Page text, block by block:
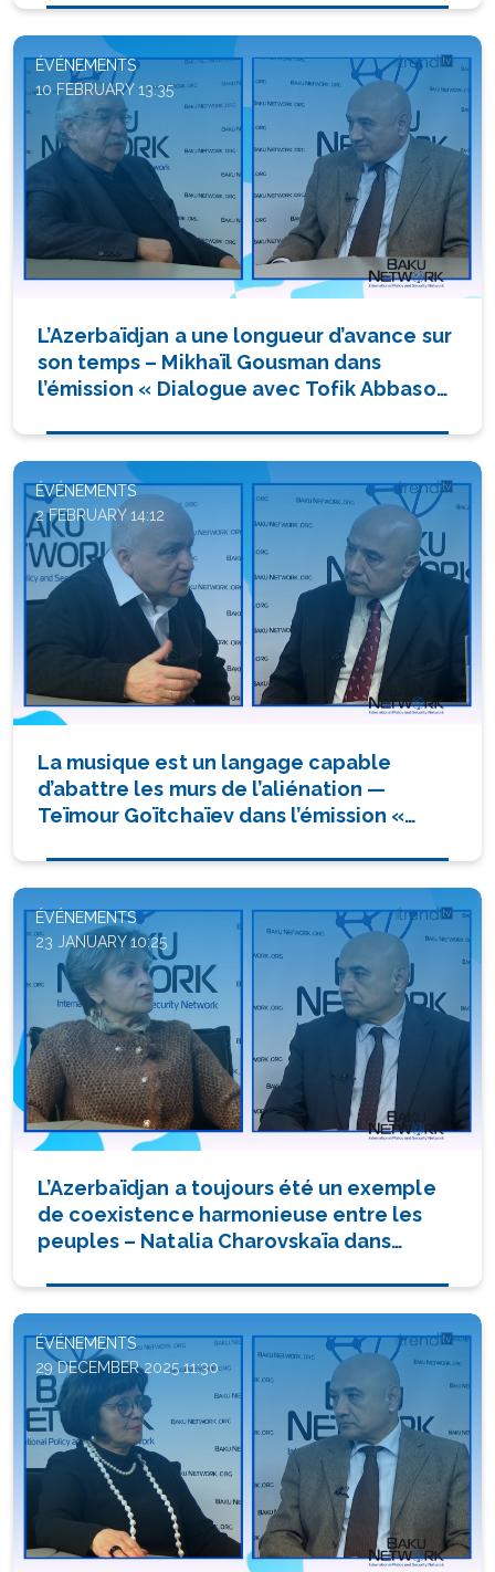
ÉVÉNEMENTS
10 FEBRUARY 13:35
L’Azerbaïdjan a une longueur d’avance sur
son temps – Mikhaïl Gousman dans
l’émission « Dialogue avec Tofik Abbasov
ÉVÉNEMENTS
2 FEBRUARY 14:12
La musique est un langage capable
d’abattre les murs de l’aliénation —
Teïmour Goïtchaïev dans l’émission «
ÉVÉNEMENTS
23 JANUARY 10:25
L’Azerbaïdjan a toujours été un exemple
de coexistence harmonieuse entre les
peuples – Natalia Charovskaïa dans
»
ÉVÉNEMENTS
29 DECEMBER 2025 11:30